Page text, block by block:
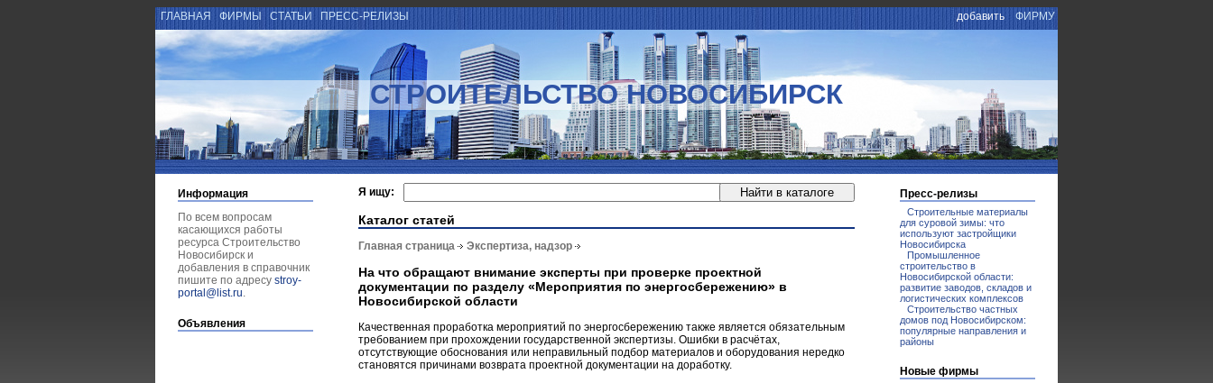
ГЛАВНАЯ ФИРМЫ СТАТЬИ ПРЕСС-РЕЛИЗЫ добавить ФИРМУ
СТРОИТЕЛЬСТВО НОВОСИБИРСК
Информация
По всем вопросам
касающихся работы
ресурса Строительство
Новосибирск и
добавления в справочник
пишите по адресу stroy-
portal@list.ru.
Объявления
Я ищу:
Каталог статей
Главная страница Экспертиза, надзор
На что обращают внимание эксперты при проверке проектной
документации по разделу «Мероприятия по энергосбережению» в
Новосибирской области
Качественная проработка мероприятий по энергосбережению также является обязательным
требованием при прохождении государственной экспертизы. Ошибки в расчётах,
отсутствующие обоснования или неправильный подбор материалов и оборудования нередко
становятся причинами возврата проектной документации на доработку.
Пресс-релизы
Строительные материалы
для суровой зимы: что
используют застройщики
Новосибирска
Промышленное
строительство в
Новосибирской области:
развитие заводов, складов и
логистических комплексов
Строительство частных
домов под Новосибирском:
популярные направления и
районы
Новые фирмы